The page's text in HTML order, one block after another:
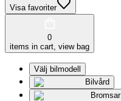
Visa favoriter
0
items in cart, view bag
Välj bilmodell
Bilvård
Bromsar